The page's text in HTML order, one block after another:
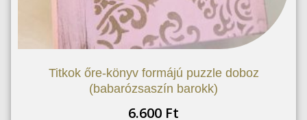
Titkok őre-könyv formájú puzzle doboz
(babarózsaszín barokk)
6.600 Ft